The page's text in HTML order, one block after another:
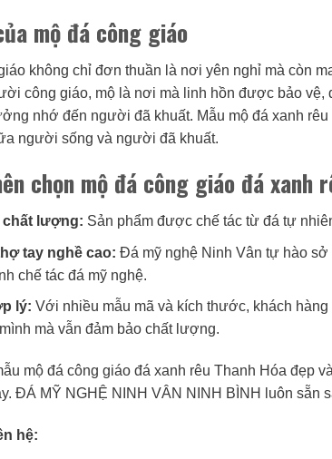
mộ đá công giáo
không chỉ đơn thuần là nơi yên nghỉ mà còn
công giáo, mộ là nơi mà linh hồn được bảo
nhớ đến người đã khuất. Mẫu mộ đá xanh
người sống và người đã khuất.
chọn mộ đá công giáo đá xanh
chất lượng: Sản phẩm được chế tác từ đá tự
tay nghề cao: Đá mỹ nghệ Ninh Vân tự hào
chế tác đá mỹ nghệ.
lý: Với nhiều mẫu mã và kích thước, khách
mà vẫn đảm bảo chất lượng.
mộ đá công giáo đá xanh rêu Thanh Hóa đẹp
ĐÁ MỸ NGHỆ NINH VÂN NINH BÌNH luôn sẵn
hệ: